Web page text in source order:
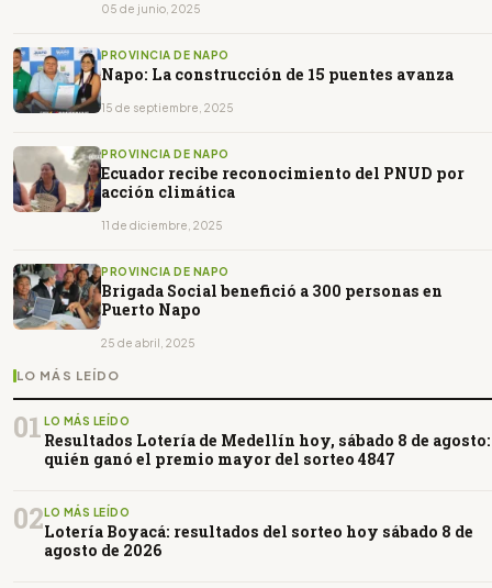
05 de junio, 2025
PROVINCIA DE NAPO
Napo: La construcción de 15 puentes avanza
15 de septiembre, 2025
PROVINCIA DE NAPO
Ecuador recibe reconocimiento del PNUD por
acción climática
11 de diciembre, 2025
PROVINCIA DE NAPO
Brigada Social benefició a 300 personas en
Puerto Napo
25 de abril, 2025
LO MÁS LEÍDO
01 LO MÁS LEÍDO
Resultados Lotería de Medellín hoy, sábado 8 de agosto:
quién ganó el premio mayor del sorteo 4847
02LO MÁS LEÍDO
Lotería Boyacá: resultados del sorteo hoy sábado 8 de
agosto de 2026